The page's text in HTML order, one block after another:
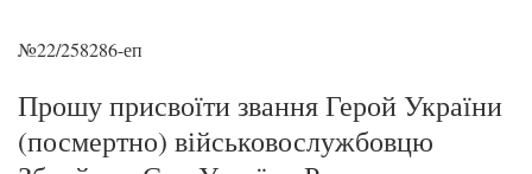
№22/258286-еп
Прошу присвоїти звання Герой України
(посмертно) військовослужбовцю